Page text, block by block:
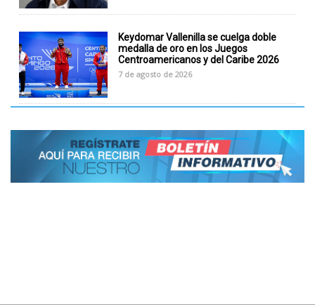
Keydomar Vallenilla se cuelga doble
medalla de oro en los Juegos
Centroamericanos y del Caribe 2026
7 de agosto de 2026